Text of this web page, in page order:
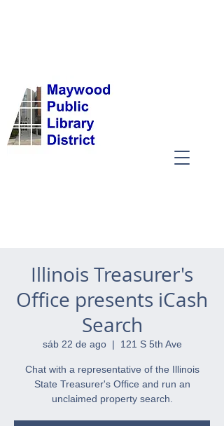
Illinois Treasurer's
Office presents iCash
Search
sáb 22 de ago
  |
121 S 5th Ave
Chat with a representative of the Illinois
State Treasurer's Office and run an
unclaimed property search.